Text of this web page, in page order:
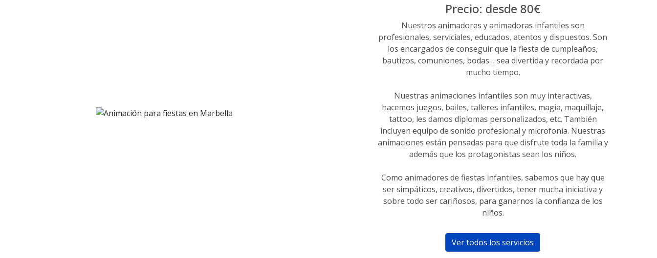
Precio: desde 80€
Nuestros animadores y animadoras infantiles son
profesionales, serviciales, educados, atentos y dispuestos. Son
los encargados de conseguir que la fiesta de cumpleaños,
bautizos, comuniones, bodas… sea divertida y recordada por
mucho tiempo.
Nuestras animaciones infantiles son muy interactivas,
hacemos juegos, bailes, talleres infantiles, magia, maquillaje,
tattoo, les damos diplomas personalizados, etc. También
incluyen equipo de sonido profesional y microfonía. Nuestras
animaciones están pensadas para que disfrute toda la familia y
además que los protagonistas sean los niños.
Como animadores de fiestas infantiles, sabemos que hay que
ser simpáticos, creativos, divertidos, tener mucha iniciativa y
sobre todo ser cariñosos, para ganarnos la confianza de los
niños.
Ver todos los servicios